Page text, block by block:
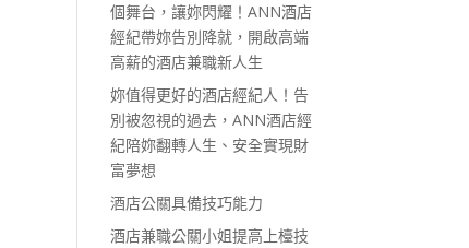
個舞台，讓妳閃耀！ANN酒店
經紀帶妳告別降就，開啟高端
高薪的酒店兼職新人生
妳值得更好的酒店經紀人！告
別被忽視的過去，ANN酒店經
紀陪妳翻轉人生、安全實現財
富夢想
酒店公關具備技巧能力
酒店兼職公關小姐提高上檯技